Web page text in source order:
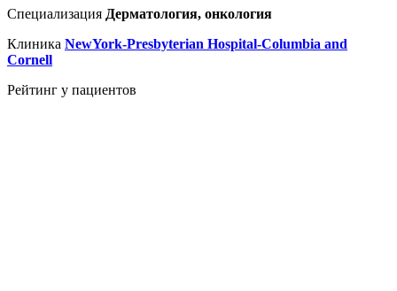
Специализация Дерматология, онкология
Клиника NewYork-Presbyterian Hospital-Columbia and
Cornell
Рейтинг у пациентов